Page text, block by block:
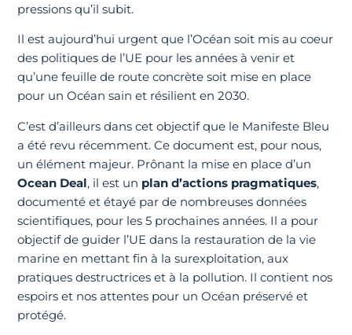
pressions qu’il subit.
Il est aujourd’hui urgent que l’Océan soit mis au coeur
des politiques de l’UE pour les années à venir et
qu’une feuille de route concrète soit mise en place
pour un Océan sain et résilient en 2030.
C’est d’ailleurs dans cet objectif que le Manifeste Bleu
a été revu récemment. Ce document est, pour nous,
un élément majeur. Prônant la mise en place d’un
Ocean Deal, il est un plan d’actions pragmatiques,
documenté et étayé par de nombreuses données
scientifiques, pour les 5 prochaines années. Il a pour
objectif de guider l’UE dans la restauration de la vie
marine en mettant fin à la surexploitation, aux
pratiques destructrices et à la pollution. Il contient nos
espoirs et nos attentes pour un Océan préservé et
protégé.